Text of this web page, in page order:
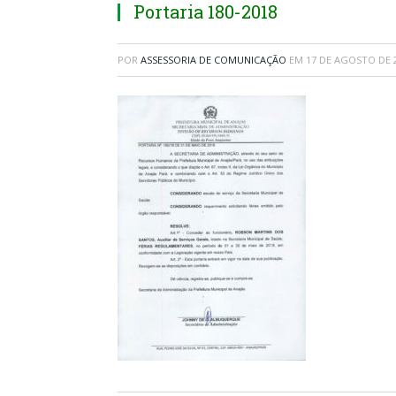
Portaria 180-2018
POR ASSESSORIA DE COMUNICAÇÃO EM 17 DE AGOSTO DE